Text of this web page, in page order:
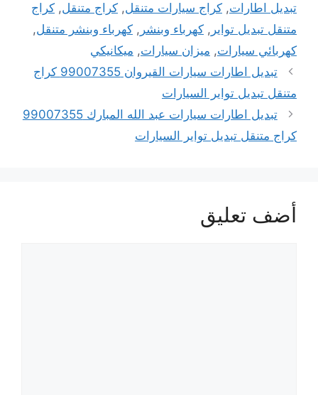
تبديل اطارات, كراج سيارات متنقل, كراج متنقل, كراج
متنقل تبديل تواير , كهرباء وبنشر , كهرباء وبنشر متنقل,
كهربائي سيارات, ميزان سيارات, ميكانيكي
تبديل اطارات سيارات القيروان 99007355 كراج
متنقل تبديل تواير السيارات
تبديل اطارات سيارات عبد الله المبارك 99007355
كراج متنقل تبديل تواير السيارات
أضف تعليق